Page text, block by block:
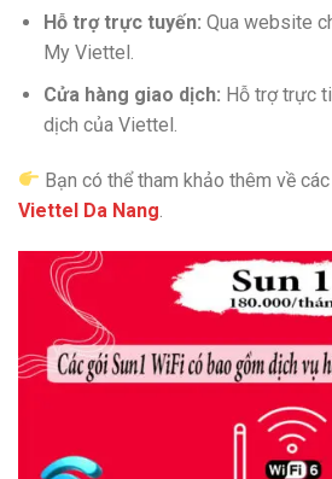
Hỗ trợ trực tuyến: Qua website
My Viettel.
Cửa hàng giao dịch: Hỗ trợ trực
dịch của Viettel.
Bạn có thể tham khảo thêm về
Viettel Da Nang